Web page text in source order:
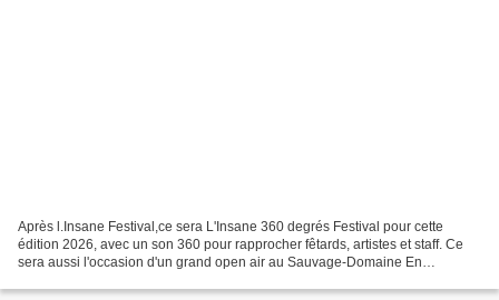
Après l.Insane Festival,ce sera L'Insane 360 degrés Festival pour cette
édition 2026, avec un son 360 pour rapprocher fêtards, artistes et staff. Ce
sera aussi l'occasion d'un grand open air au Sauvage-Domaine En